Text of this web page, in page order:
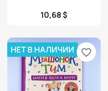
10,68 $
НЕТ В НАЛИЧИИ favorite_border